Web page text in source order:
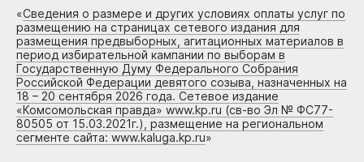
«Сведения о размере и других условиях оплаты услуг по
размещению на страницах сетевого издания для
размещения предвыборных, агитационных материалов в
период избирательной кампании по выборам в
Государственную Думу Федерального Собрания
Российской Федерации девятого созыва, назначенных на
18 – 20 сентября 2026 года. Сетевое издание
«Комсомольская правда» www.kp.ru (св-во Эл № ФС77-
80505 от 15.03.2021г.), размещение на региональном
сегменте сайта: www.kaluga.kp.ru»